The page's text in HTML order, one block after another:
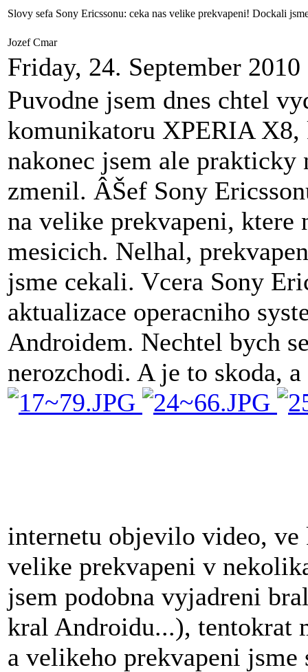
Slovy sefa Sony Ericssonu: ceka nas velike prekvapeni! Dockali
Jozef Cmar
Friday, 24. September 2010
Puvodne jsem dnes chtel
komunikatoru XPERIA
nakonec jsem ale prakticky
zmenil. ÂŠef Sony
na velike prekvapeni, ktere
mesicich. Nelhal,
jsme cekali. Vcera Sony
aktualizace operacniho
Androidem. Nechtel bych
nerozchodi. A je to skoda,
internetu objevilo video, ve
velike prekvapeni v
jsem podobna vyjadreni
kral Androidu...), tentokrat
a velikeho prekvapeni